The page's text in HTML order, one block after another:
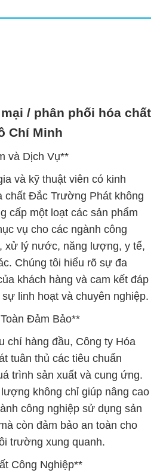
/ phân phối hóa chất
Chí Minh
và Dịch Vụ**
và kỹ thuật viên có kinh
chất Đắc Trường Phát không
cấp một loạt các sản phẩm
vụ cho các ngành công
xử lý nước, năng lượng, y tế,
Chúng tôi hiểu rõ sự đa
khách hàng và cam kết đáp
linh hoạt và chuyên nghiệp.
Đảm Bảo**
chí hàng đầu, Công ty Hóa
tuân thủ các tiêu chuẩn
trình sản xuất và cung ứng.
không chỉ giúp nâng cao
công nghiệp sử dụng sản
còn đảm bảo an toàn cho
trường xung quanh.
Công Nghiệp**